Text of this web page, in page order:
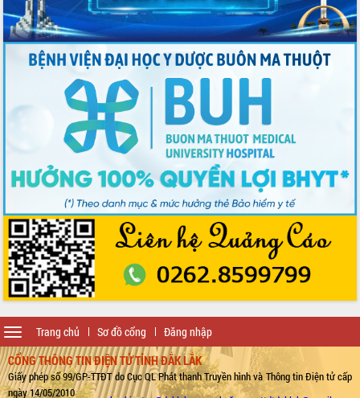
Trang chủ Sơ đồ cổng Đăng nhập
Toggle
navigation
CỔNG THÔNG TIN ĐIỆN TỬ TỈNH ĐẮK LẮK
Giấy phép số 99/GP-TTĐT do Cục QL Phát thanh Truyền hình và Thông tin Điện tử cấp
ngày 14/05/2010